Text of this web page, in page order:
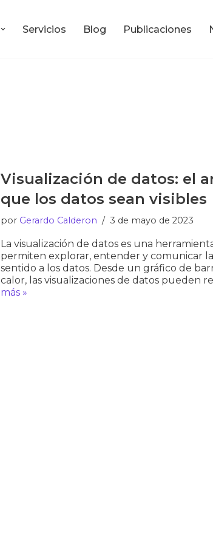
Servicios Blog Publicaciones
Visualización de datos: el
que los datos sean visibles
por Gerardo Calderon 3 de mayo de 2023
La visualización de datos es una
permiten explorar, entender y comunicar
sentido a los datos. Desde un gráfico de
calor, las visualizaciones de datos pueden
más »